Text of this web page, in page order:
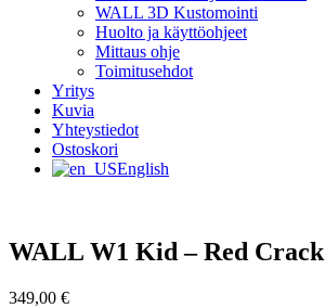
WALL 3D Kustomointi
Huolto ja käyttöohjeet
Mittaus ohje
Toimitusehdot
Yritys
Kuvia
Yhteystiedot
Ostoskori
English
WALL W1 Kid – Red Crack
349,00 €